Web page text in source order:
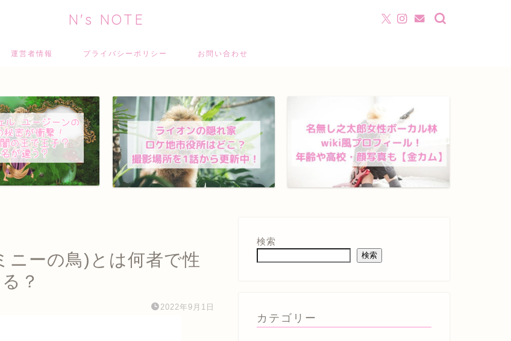
N's NOTE
運営者情報 プライバシーポリシー お問い合わせ
ニーの鳥)とは何者で性
？
2022年9月1日
検索
検索
カテゴリー